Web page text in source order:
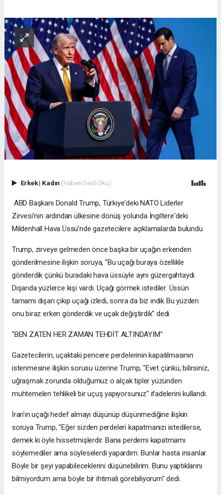
Erkek| Kadın (Haberi Sesli Oku)
ABD Başkanı Donald Trump, Türkiye'deki NATO Liderler
Zirvesi'nin ardından ülkesine dönüş yolunda İngiltere'deki
Mildenhall Hava Üssü'nde gazetecilere açıklamalarda bulundu.
Trump, zirveye gelmeden önce başka bir uçağın erkenden
gönderilmesine ilişkin soruya, "Bu uçağı buraya özellikle
gönderdik çünkü buradaki hava üssüyle aynı güzergahtaydı.
Dışarıda yüzlerce kişi vardı. Uçağı görmek istediler. Üssün
tamamı dışarı çıkıp uçağı izledi, sonra da biz indik Bu yüzden
onu biraz erken gönderdik ve uçak değiştirdik" dedi.
"BEN ZATEN HER ZAMAN TEHDİT ALTINDAYIM"
Gazetecilerin, uçaktaki pencere perdelerinin kapatılmasının
istenmesine ilişkin sorusu üzerine Trump, "Evet çünkü, bilirsiniz,
uğraşmak zorunda olduğumuz o alçak tipler yüzünden
muhtemelen tehlikeli bir uçuş yapıyorsunuz" ifadelerini kullandı.
İran'ın uçağı hedef almayı düşünüp düşünmediğine ilişkin
soruya Trump, "Eğer sizden perdeleri kapatmanızı istedilerse,
demek ki öyle hissetmişlerdir. Bana perdemi kapatmamı
söylemediler ama söyleselerdi yapardım. Bunlar hasta insanlar.
Böyle bir şeyi yapabileceklerini düşünebilirim. Bunu yaptıklarını
bilmiyordum ama böyle bir ihtimali görebiliyorum" dedi.